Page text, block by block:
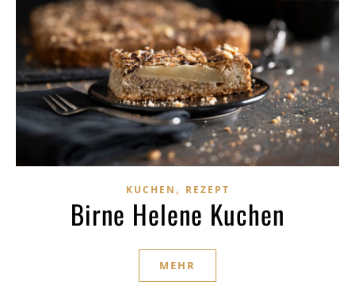
KUCHEN , REZEPT
Birne Helene Kuchen
MEHR